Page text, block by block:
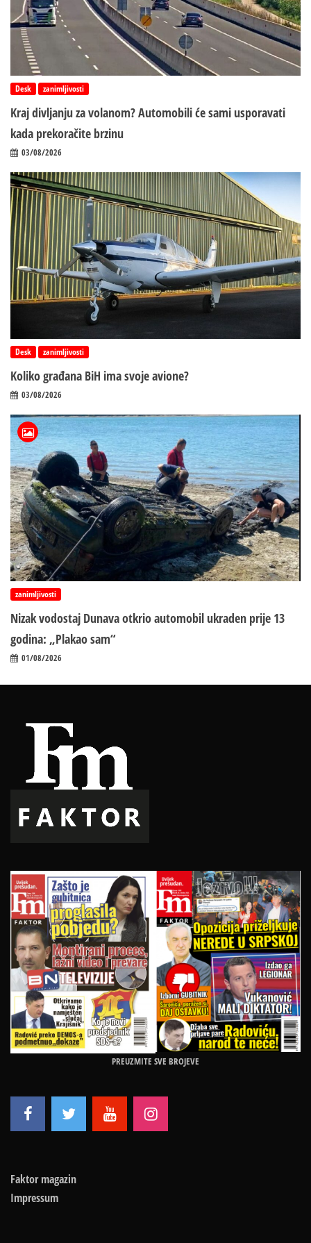
Desk zanimljivosti
Kraj divljanju za volanom? Automobili će sami usporavati
kada prekoračite brzinu
03/08/2026
Desk zanimljivosti
Koliko građana BiH ima svoje avione?
03/08/2026
zanimljivosti
Nizak vodostaj Dunava otkrio automobil ukraden prije 13
godina: „Plakao sam“
01/08/2026
PREUZMITE SVE BROJEVE
Faktor magazin
Impressum